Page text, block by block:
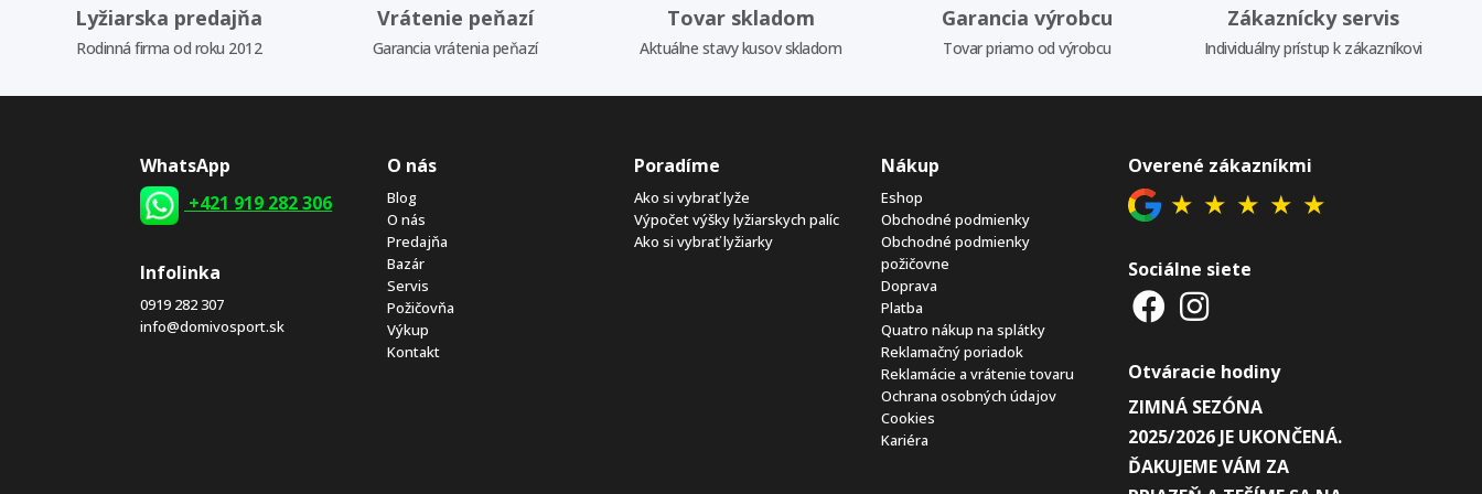
Lyžiarska predajňa
Rodinná firma od roku 2012
Vrátenie peňazí
Garancia vrátenia peňazí
Tovar skladom
Aktuálne stavy kusov skladom
Garancia výrobcu
Tovar priamo od výrobcu
Zákaznícky servis
Individuálny prístup k zákazníkovi
WhatsApp
+421 919 282 306
Infolinka
0919 282 307
info@domivosport.sk
O nás
Blog
O nás
Predajňa
Bazár
Servis
Požičovňa
Výkup
Kontakt
Poradíme
Ako si vybrať lyže
Výpočet výšky lyžiarskych palíc
Ako si vybrať lyžiarky
Nákup
Eshop
Obchodné podmienky
Obchodné podmienky
požičovne
Doprava
Platba
Quatro nákup na splátky
Reklamačný poriadok
Reklamácie a vrátenie tovaru
Ochrana osobných údajov
Cookies
Kariéra
Overené zákazníkmi
★ ★ ★ ★ ★
Sociálne siete
Otváracie hodiny
ZIMNÁ SEZÓNA
2025/2026 JE UKONČENÁ.
ĎAKUJEME VÁM ZA